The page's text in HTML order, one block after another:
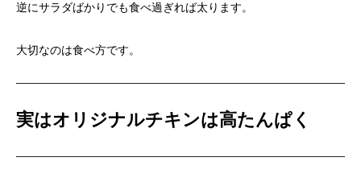
逆にサラダばかりでも食べ過ぎれば太ります。
大切なのは食べ方です。
実はオリジナルチキンは高たんぱく